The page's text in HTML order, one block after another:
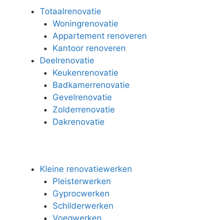
Totaalrenovatie
Woningrenovatie
Appartement renoveren
Kantoor renoveren
Deelrenovatie
Keukenrenovatie
Badkamerrenovatie
Gevelrenovatie
Zolderrenovatie
Dakrenovatie
Kleine renovatiewerken
Pleisterwerken
Gyprocwerken
Schilderwerken